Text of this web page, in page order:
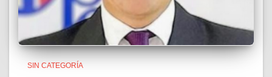
SIN CATEGORÍA